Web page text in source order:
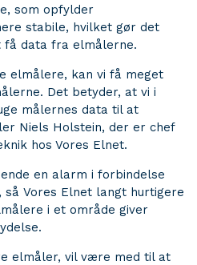
som opfylder
stabile, hvilket gør det
data fra elmålerne.
elmålere, kan vi få meget
Det betyder, at vi i
målernes data til at
Niels Holstein, der er chef
hos Vores Elnet.
en alarm i forbindelse
Vores Elnet langt hurtigere
i et område giver
elmåler, vil være med til at